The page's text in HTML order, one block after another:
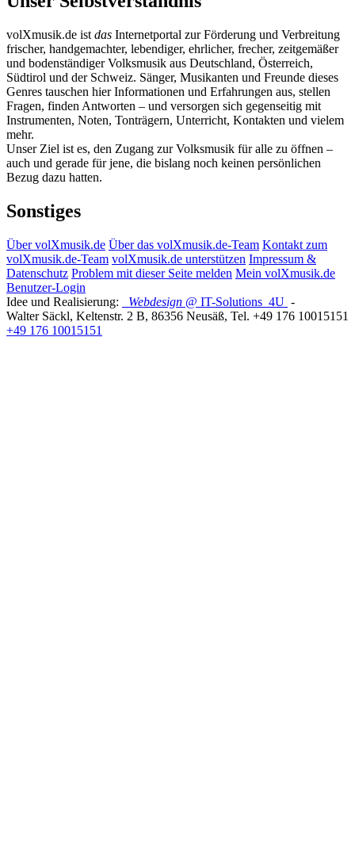
volXmusik.de ist das Internetportal zur Förderung und Verbreitung
frischer, handgemachter, lebendiger, ehrlicher, frecher, zeitgemäßer
und bodenständiger Volksmusik aus Deutschland, Österreich,
Südtirol und der Schweiz. Sänger, Musikanten und Freunde dieses
Genres tauschen hier Informationen und Erfahrungen aus, stellen
Fragen, finden Antworten – und versorgen sich gegenseitig mit
Instrumenten, Noten, Tonträgern, Unterricht, Kontakten und vielem
mehr.
Unser Ziel ist es, den Zugang zur Volksmusik für alle zu öffnen –
auch und gerade für jene, die bislang noch keinen persönlichen
Bezug dazu hatten.
Sonstiges
Über volXmusik.de Über das volXmusik.de-Team Kontakt zum
volXmusik.de-Team volXmusik.de unterstützen Impressum &
Datenschutz Problem mit dieser Seite melden Mein volXmusik.de
Benutzer-Login
Idee und Realisierung:
Webdesign @ IT-Solutions 4U -
Walter Säckl, Keltenstr. 2 B, 86356 Neusäß, Tel. +49 176 10015151
+49 176 10015151